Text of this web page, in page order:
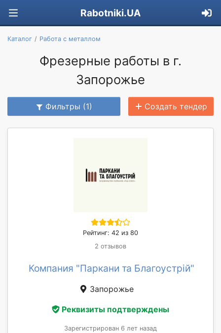
Rabotniki.UA
Каталог Работа с металлом
Фрезерные работы в г.
Запорожье
Фильтры (1) Создать тендер
Рейтинг: 42 из 80
2 отзывов
Компания "Паркани та Благоустрій"
Запорожье
Реквизиты подтверждены
Зарегистрирован 6 лет назад